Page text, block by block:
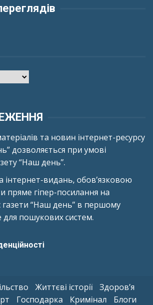
та новин інтернет-ресурсу
дозволяється при умові
“Наш день”.
інтернет-видань, обов’язковою
пряме гіпер-посилання на
газети “Наш день” в першому
для пошукових систем.
Життєві історії
Здоров’я
Господарка Кримінал Блоги